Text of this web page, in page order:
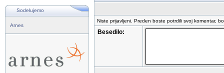
Sodelujemo
Arnes
Niste prijavljeni. Preden boste potrdili svoj komentar,
Besedilo: